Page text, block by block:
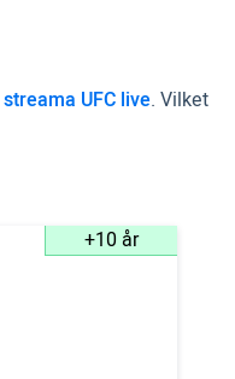
streama UFC live. Vilket
+10 år